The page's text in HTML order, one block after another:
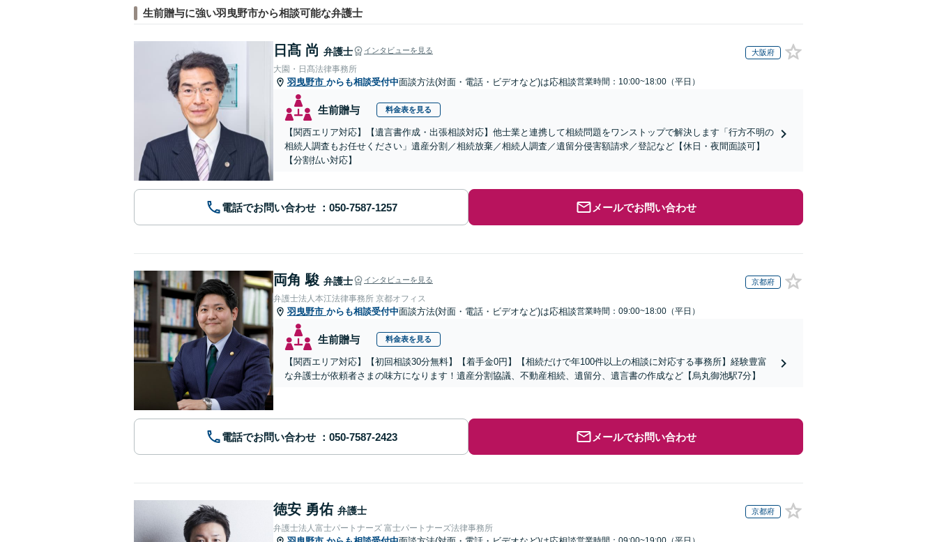
生前贈与に強い羽曳野市から相談可能な弁護士
日髙 尚 弁護士 インタビューを見る 大阪府
大園・日髙法律事務所
羽曳野市 からも相談受付中面談方法(対面・電話・ビデオなど)は応相談営業時間：10:00~18:00（平日）
生前贈与 料金表を見る
【関西エリア対応】【遺言書作成・出張相談対応】他士業と連携して相続問題をワンストップで解決します「行方不明の
相続人調査もお任せください」遺産分割／相続放棄／相続人調査／遺留分侵害額請求／登記など【休日・夜間面談可】
【分割払い対応】
電話でお問い合わせ メールでお問い合わせ
両角 駿 弁護士 インタビューを見る 京都府
弁護士法人本江法律事務所 京都オフィス
羽曳野市 からも相談受付中面談方法(対面・電話・ビデオなど)は応相談営業時間：09:00~18:00（平日）
生前贈与 料金表を見る
【関西エリア対応】【初回相談30分無料】【着手金0円】【相続だけで年100件以上の相談に対応する事務所】経験豊富
な弁護士が依頼者さまの味方になります！遺産分割協議、不動産相続、遺留分、遺言書の作成など【烏丸御池駅7分】
電話でお問い合わせ メールでお問い合わせ
徳安 勇佑 弁護士 京都府
弁護士法人富士パートナーズ 富士パートナーズ法律事務所